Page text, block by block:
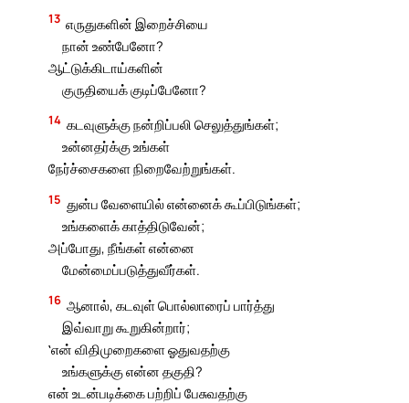
13 எருதுகளின் இறைச்சியை
நான் உண்பேனோ?
ஆட்டுக்கிடாய்களின்
குருதியைக் குடிப்பேனோ?
14 கடவுளுக்கு நன்றிப்பலி செலுத்துங்கள்;
உன்னதர்க்கு உங்கள்
நேர்ச்சைகளை நிறைவேற்றுங்கள்.
15 துன்ப வேளையில் என்னைக் கூப்பிடுங்கள்;
உங்களைக் காத்திடுவேன்;
அப்போது, நீங்கள் என்னை
மேன்மைப்படுத்துவீர்கள்.
16 ஆனால், கடவுள் பொல்லாரைப் பார்த்து
இவ்வாறு கூறுகின்றார்;
‛என் விதிமுறைகளை ஓதுவதற்கு
உங்களுக்கு என்ன தகுதி?
என் உடன்படிக்கை பற்றிப் பேசுவதற்கு